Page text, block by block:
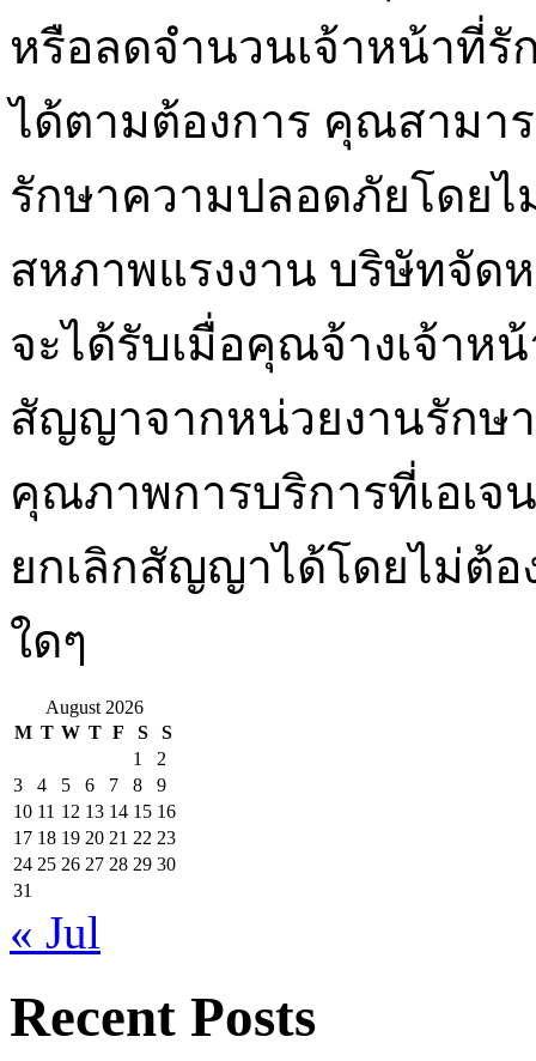
หรือลดจำนวนเจ้าหน้าที่
ได้ตามต้องการ คุณสามา
รักษาความปลอดภัยโดย
สหภาพแรงงาน บริษัทจัด
จะได้รับเมื่อคุณจ้างเจ้า
สัญญาจากหน่วยงานรักษ
คุณภาพการบริการที่เอเ
ยกเลิกสัญญาได้โดยไม่ต้อ
ใดๆ
August 2026
M T W T F S
S
1
2
3
4 5 6 7 8
9
10 11 12 13 14 15 16
17 18 19 20 21 22 23
24 25 26 27 28 29 30
31
« Jul
Recent Posts